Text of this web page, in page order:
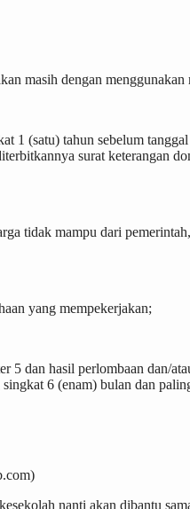
masih dengan
1 (satu) tahun sebelum
surat keterangan
tidak mampu dari
yang mempekerjakan;
5 dan hasil perlombaan
6 (enam) bulan dan
nanti akan dibantu